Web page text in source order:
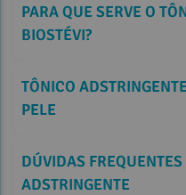
PARA QUE SERVE O
BIOSTÉVI?
TÔNICO
PELE
DÚVIDAS
ADSTRINGENTE